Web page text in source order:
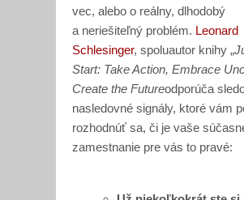
vec, alebo o reálny, dlhodobý
a neriešiteľný problém. Leonard
Schlesinger, spoluautor knihy „
Start: Take Action, Embrace
Create the Futureodporúča
nasledovné signály, ktoré vám
rozhodnúť sa, či je vaše
zamestnanie pre vás to pravé: